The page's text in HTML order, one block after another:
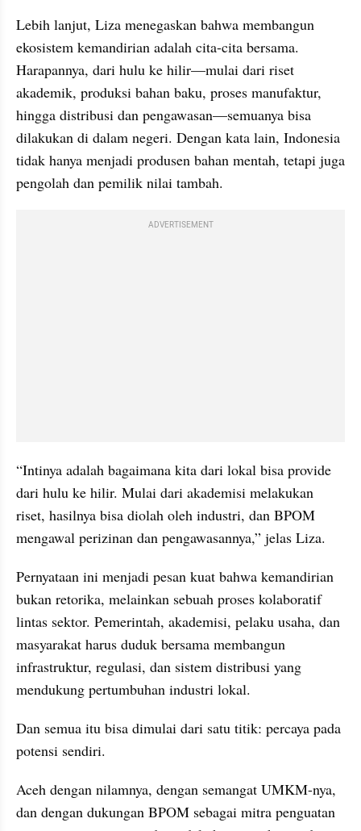
Lebih lanjut, Liza menegaskan bahwa membangun
ekosistem kemandirian adalah cita-cita bersama.
Harapannya, dari hulu ke hilir—mulai dari riset
akademik, produksi bahan baku, proses manufaktur,
hingga distribusi dan pengawasan—semuanya bisa
dilakukan di dalam negeri. Dengan kata lain, Indonesia
tidak hanya menjadi produsen bahan mentah, tetapi juga
pengolah dan pemilik nilai tambah.
ADVERTISEMENT
“Intinya adalah bagaimana kita dari lokal bisa provide
dari hulu ke hilir. Mulai dari akademisi melakukan
riset, hasilnya bisa diolah oleh industri, dan BPOM
mengawal perizinan dan pengawasannya,” jelas Liza.
Pernyataan ini menjadi pesan kuat bahwa kemandirian
bukan retorika, melainkan sebuah proses kolaboratif
lintas sektor. Pemerintah, akademisi, pelaku usaha, dan
masyarakat harus duduk bersama membangun
infrastruktur, regulasi, dan sistem distribusi yang
mendukung pertumbuhan industri lokal.
Dan semua itu bisa dimulai dari satu titik: percaya pada
potensi sendiri.
Aceh dengan nilamnya, dengan semangat UMKM-nya,
dan dengan dukungan BPOM sebagai mitra penguatan